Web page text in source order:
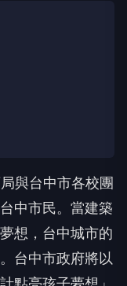
與台中市各校團